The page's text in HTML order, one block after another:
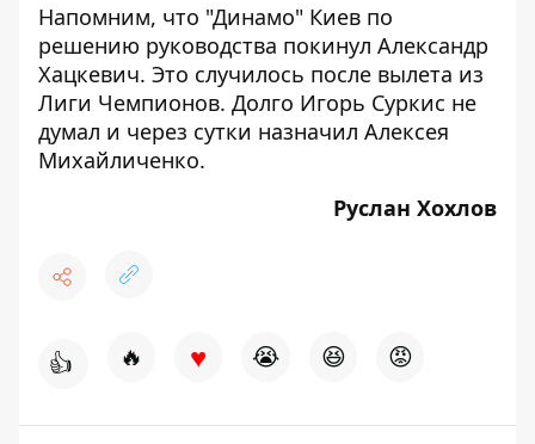
Напомним, что "Динамо" Киев по
решению руководства покинул Александр
Хацкевич. Это случилось после вылета из
Лиги Чемпионов. Долго Игорь Суркис не
думал и через сутки назначил Алексея
Михайличенко.
Руслан Хохлов
👍 🔥 ♥ 😭 😆 😡